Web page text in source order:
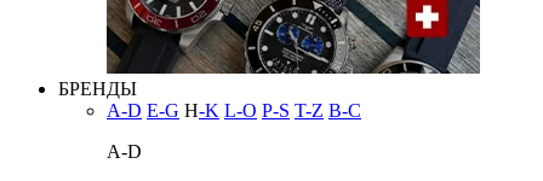
БРЕНДЫ
A-D E-G H-K L-O P-S T-Z В-С
A-D